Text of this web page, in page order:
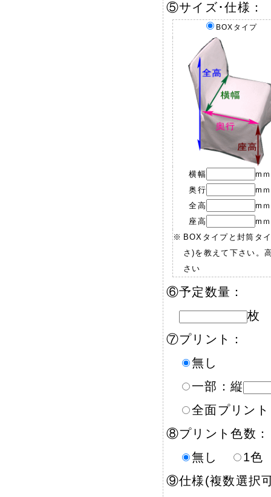
⑤サイズ･仕様：
BOXタイプ
横幅
mｍ
奥行
mｍ
全高
mｍ
座高
mｍ
※ BOXタイプと封筒タ
さ)を教えて下さい。
さい
⑥予定数量：
枚
⑦プリント：
無し
一部：縦
全面プリント
⑧プリント色数：
無し
1
⑨仕様(複数選択